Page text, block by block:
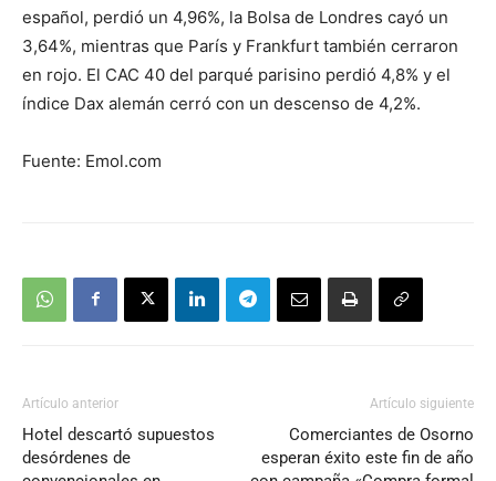
español, perdió un 4,96%, la Bolsa de Londres cayó un
3,64%, mientras que París y Frankfurt también cerraron
en rojo. El CAC 40 del parqué parisino perdió 4,8% y el
índice Dax alemán cerró con un descenso de 4,2%.
Fuente: Emol.com
Artículo anterior
Hotel descartó supuestos
desórdenes de
Artículo siguiente
Comerciantes de Osorno
esperan éxito este fin de año